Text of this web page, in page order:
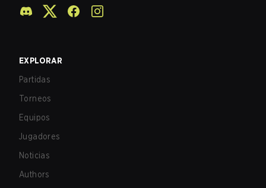
EXPLORAR
Partidas
Torneos
Equipos
Jugadores
Noticias
Authors